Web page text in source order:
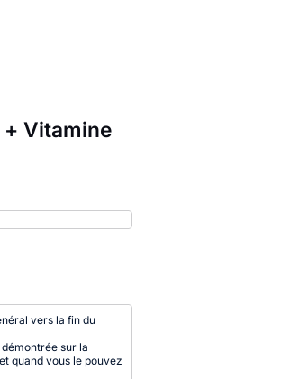
Vitamine
vers la fin du
sur la
quand vous le pouvez